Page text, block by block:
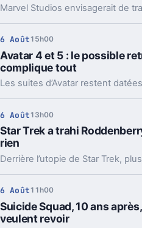
6 Août 15h00
Avatar 4 et 5 : le possible
complique tout
6 Août 13h00
Star Trek a trahi
rien
6 Août 11h00
Suicide Squad, 10 ans
veulent revoir